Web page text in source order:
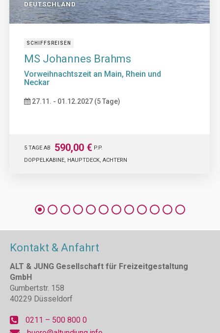
DEUTSCHLAND
SCHIFFSREISEN
MS Johannes Brahms
Vorweihnachtszeit an Main, Rhein und
Neckar
27.11. - 01.12.2027 (5 Tage)
5 TAGE AB 590,00 € P.P.
DOPPELKABINE, HAUPTDECK, ACHTERN
Kontakt & Anfahrt
ALT & JUNG Gesellschaft für Freizeitgestaltung
GmbH
Gumbertstr. 158
40229 Düsseldorf
0211 – 500 800 0